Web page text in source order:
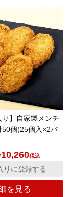
り】自家製メンチ
50個(25個入×2パ
10,260税込
を見る
りに登録する